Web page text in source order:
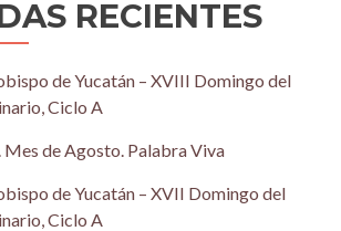
RECIENTES
de Yucatán – XVIII Domingo del
Ciclo A
de Agosto. Palabra Viva
de Yucatán – XVII Domingo del
Ciclo A